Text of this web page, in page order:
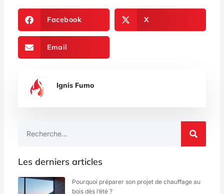
Facebook X
Email
Ignis Fumo
Les derniers articles
Pourquoi préparer son projet de chauffage au
bois dès l’été ?